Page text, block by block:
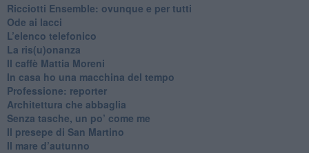
​Ricciotti Ensemble: ovunque e per tutti
Ode ai lacci
​L’elenco telefonico
​La ris(u)onanza
​Il caffè Mattia Moreni
​In casa ho una macchina del tempo
Professione: reporter
Architettura che abbaglia
​Senza tasche, un po’ come me
​Il presepe di San Martino
​Il mare d’autunno